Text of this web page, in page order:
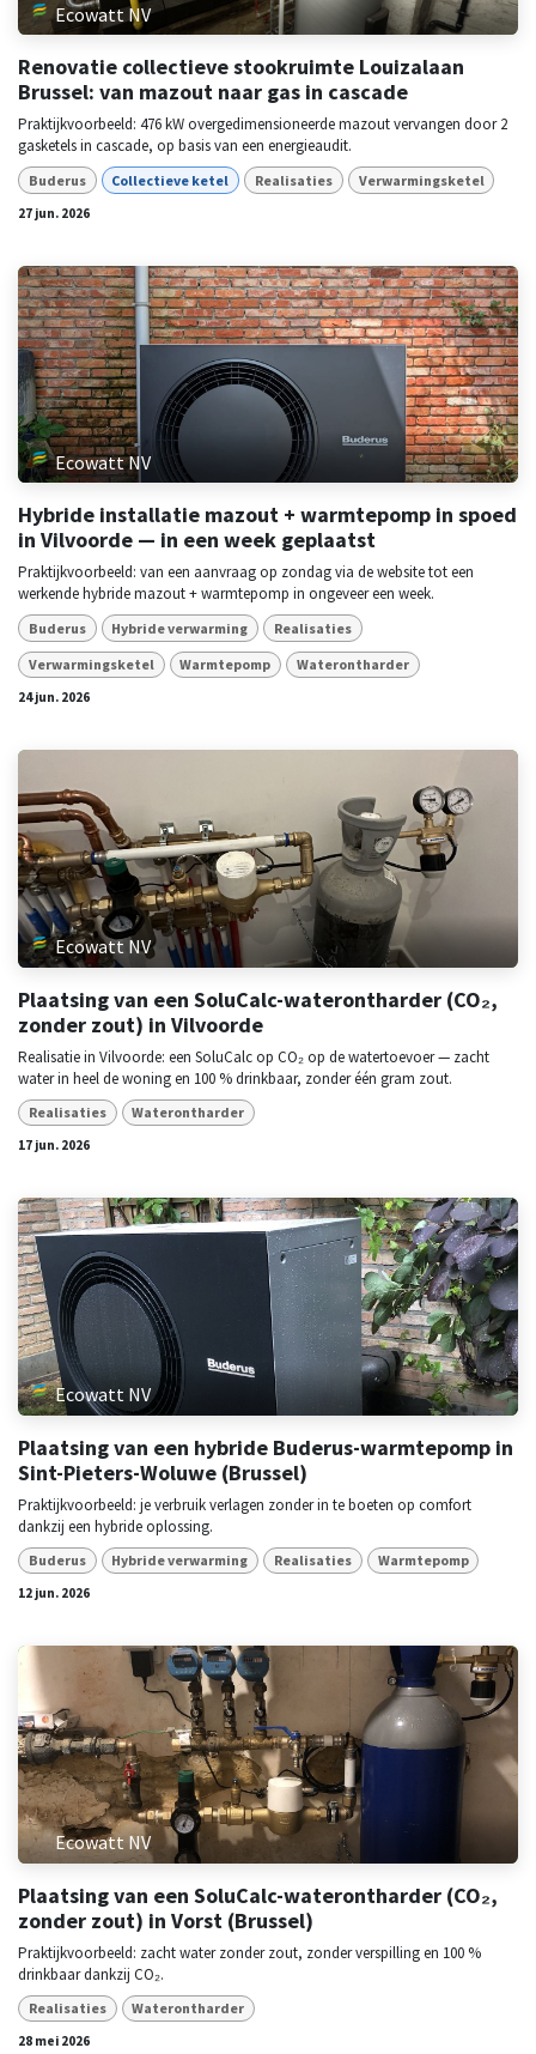
Ecowatt NV
Renovatie collectieve stookruimte Louizalaan
Brussel: van mazout naar gas in cascade
Praktijkvoorbeeld: 476 kW overgedimensioneerde mazout vervangen door 2
gasketels in cascade, op basis van een energieaudit.
Buderus Collectieve ketel Realisaties Verwarmingsketel
27 jun. 2026
Ecowatt NV
Hybride installatie mazout + warmtepomp in spoed
in Vilvoorde — in een week geplaatst
Praktijkvoorbeeld: van een aanvraag op zondag via de website tot een
werkende hybride mazout + warmtepomp in ongeveer een week.
Buderus Hybride verwarming Realisaties
Verwarmingsketel Warmtepomp Waterontharder
24 jun. 2026
Ecowatt NV
Plaatsing van een SoluCalc-waterontharder (CO₂,
zonder zout) in Vilvoorde
Realisatie in Vilvoorde: een SoluCalc op CO₂ op de watertoevoer — zacht
water in heel de woning en 100 % drinkbaar, zonder één gram zout.
Realisaties Waterontharder
17 jun. 2026
Ecowatt NV
Plaatsing van een hybride Buderus-warmtepomp in
Sint-Pieters-Woluwe (Brussel)
Praktijkvoorbeeld: je verbruik verlagen zonder in te boeten op comfort
dankzij een hybride oplossing.
Buderus Hybride verwarming Realisaties Warmtepomp
12 jun. 2026
Ecowatt NV
Plaatsing van een SoluCalc-waterontharder (CO₂,
zonder zout) in Vorst (Brussel)
Praktijkvoorbeeld: zacht water zonder zout, zonder verspilling en 100 %
drinkbaar dankzij CO₂.
Realisaties Waterontharder
28 mei 2026